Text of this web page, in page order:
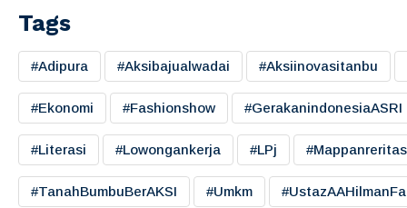
Tags
#adipura #aksibajualwadai #aksiinovasitanbu
#ekonomi #fashionshow #gerakanindonesiaASRI
#literasi #lowongankerja #LPj
#TanahBumbuBerAKSI #umkm